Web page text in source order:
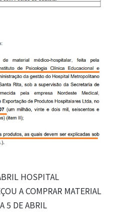
HOSPITAL
A COMPRAR MATERIAL
5 DE ABRIL